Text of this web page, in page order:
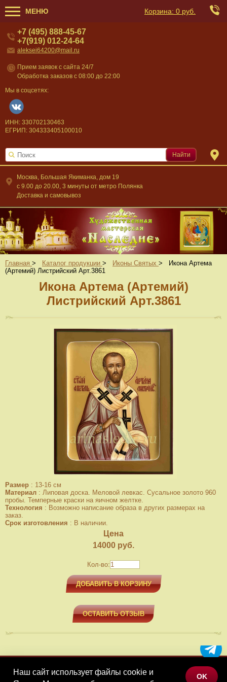
МЕНЮ Корзина: 0 руб.
Москва, Большая Якиманка, дом 19
c 9.00 до 20.00, 3 минуты от метро Полянка
Доставка и самовывоз
+7 (495) 888-45-67
+7(919) 012-24-64
aleksei64200@mail.ru
Прием заявок с сайта 24/7
Обработка заказов с 08:00 до 22:00
Мы в соцсетях:
ИНН: 330702130463
ЕГРИП: 304333405100010
Найти
Главная > Каталог продукции > Иконы Святых >
Икона Артема
(Артемий) Листрийский Арт.3861
Икона Артема (Артемий)
Листрийский Арт.3861
Размер : 13-16 см
Материал : Липовая доска. Меловой левкас. Сусальное золото 960
пробы. Темперные краски на яичном желтке.
Технология : Возможно написание образа в других размерах на
заказ.
Срок изготовления : В наличии.
Цена
14000 руб.
Кол-во:
ДОБАВИТЬ В КОРЗИНУ
ОСТАВИТЬ ОТЗЫВ
МЕНЮ
Наш сайт использует файлы cookie и
OK